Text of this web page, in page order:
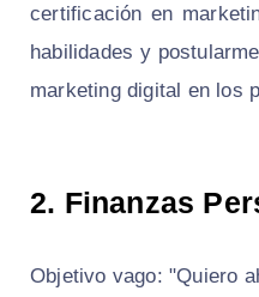
certificación en
habilidades y
marketing digital en los
2. Finanzas
Objetivo vago: "Quiero